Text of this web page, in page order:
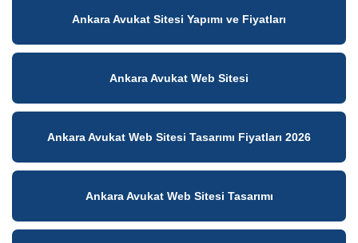
Ankara Avukat Sitesi Yapımı ve Fiyatları
Ankara Avukat Web Sitesi
Ankara Avukat Web Sitesi Tasarımı Fiyatları 2026
Ankara Avukat Web Sitesi Tasarımı